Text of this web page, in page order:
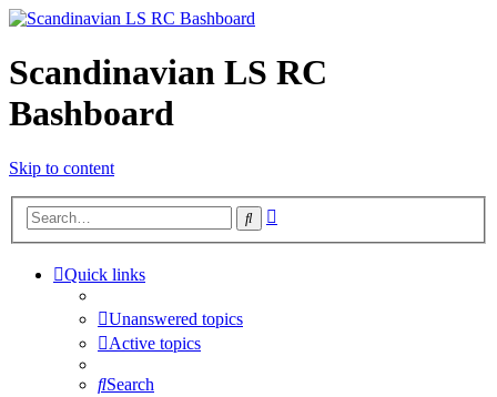
Scandinavian LS RC
Bashboard
Skip to content
Search
Quick links
Unanswered topics
Active topics
Search